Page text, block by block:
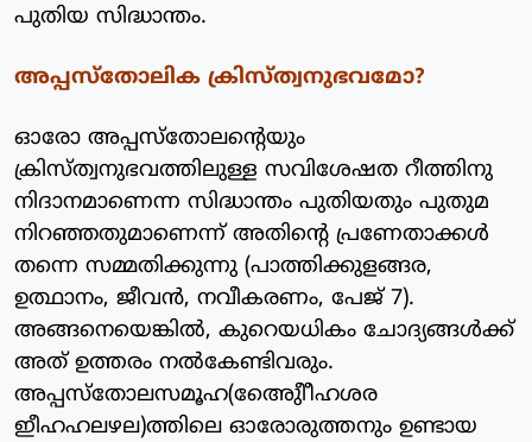
പുതിയ സിദ്ധാന്തം.
അപ്പസ്‌തോലിക ക്രിസ്ത്വനുഭവമോ?
ഓരോ അപ്പസ്‌തോലന്റെയും
ക്രിസ്ത്വനുഭവത്തിലുള്ള സവിശേഷത റീത്തിനു
നിദാനമാണെന്ന സിദ്ധാന്തം പുതിയതും പുതുമ
നിറഞ്ഞതുമാണെന്ന് അതിന്റെ പ്രണേതാക്കള്‍
തന്നെ സമ്മതിക്കുന്നു (പാത്തിക്കുളങ്ങര,
ഉത്ഥാനം, ജീവന്‍, നവീകരണം, പേജ് 7).
അങ്ങനെയെങ്കില്‍, കുറെയധികം ചോദ്യങ്ങള്‍ക്ക്
അത് ഉത്തരം നല്‍കേണ്ടിവരും.
അപ്പസ്‌തോലസമൂഹ(അുീേെീഹശര
ഇീഹഹലഴല)ത്തിലെ ഓരോരുത്തനും ഉണ്ടായ